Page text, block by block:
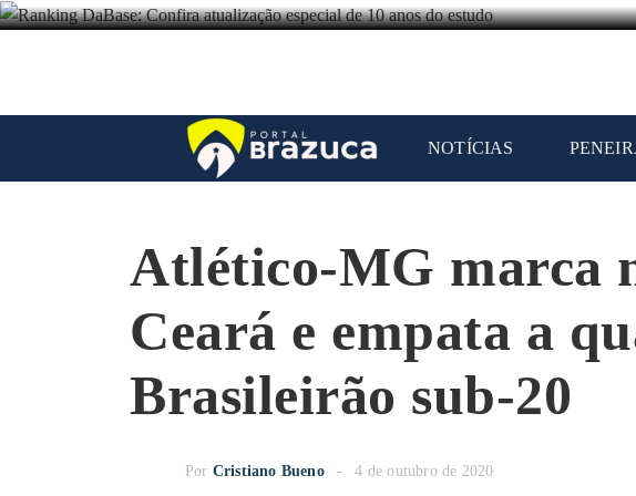
NOTÍCIAS
Atlético-MG marca
Ceará e empata a
Brasileirão sub-20
Por Cristiano Bueno 4 de outubro de 2020